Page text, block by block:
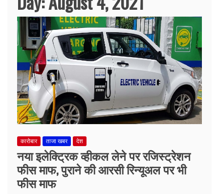
कारोबार ताजा खबर देश
नया इलेक्ट्रिक व्हीकल लेने पर रजिस्ट्रेशन
फीस माफ, पुराने की आरसी रिन्यूअल पर भी
फीस माफ